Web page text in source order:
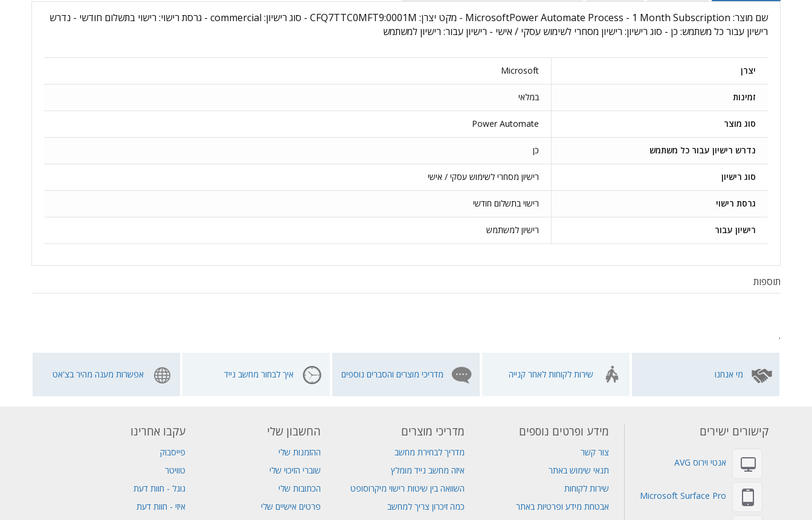
שם מוצר: MicrosoftPower Automate Process - 1 Month Subscription - מקט יצרן: CFQ7TTC0MFT9:0001M - סוג רישיון: commercial - גרסת רישוי: רישוי בתשלום חודשי - נדרש
רישיון עבור כל משתמש: כן - סוג רישיון: רישיון מסחרי לשימוש עסקי / אישי - רישיון עבור: רישיון למשתמש
יצרן Microsoft
זמינות במלאי
סוג מוצר Power Automate
נדרש רישיון עבור כל משתמש כן
סוג רישיון רישיון מסחרי לשימוש עסקי / אישי
גרסת רישוי רישוי בתשלום חודשי
רישיון עבור רישיון למשתמש
תוספות
.
מי אנחנו שירות לקוחות לאחר קנייה מדריכי מוצרים והסברים נוספים איך לבחור מחשב נייד אפשרות מענה מהיר בצ'אט
קישורים ישירים
אנטי וירוס AVG
Microsoft Surface Pro
מידע ופרטים נוספים
צור קשר
תנאי שימוש באתר
שירות לקוחות
אבטחת מידע ופרטיות באתר
מדריכי מוצרים
מדריך לבחירת מחשב
איזה מחשב נייד מומלץ
השוואה בין שיטות רישוי מיקרוסופט
כמה זיכרון צריך למחשב
החשבון שלי
ההזמנות שלי
שוברי הזיכוי שלי
הכתובות שלי
פרטים אישיים שלי
עקבו אחרינו
פייסבוק
טוויטר
גוגל - חוות דעת
איזי - חוות דעת